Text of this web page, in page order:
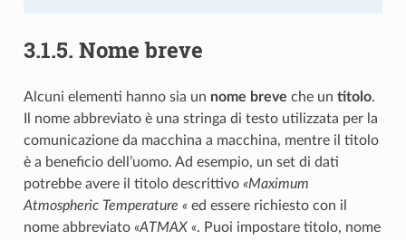
3.1.5. Nome breve
Alcuni elementi hanno sia un nome breve che un titolo.
Il nome abbreviato è una stringa di testo utilizzata per la
comunicazione da macchina a macchina, mentre il titolo
è a beneficio dell’uomo. Ad esempio, un set di dati
potrebbe avere il titolo descrittivo «Maximum
Atmospheric Temperature «ed essere richiesto con il
nome abbreviato «ATMAX «. Puoi impostare titolo, nome